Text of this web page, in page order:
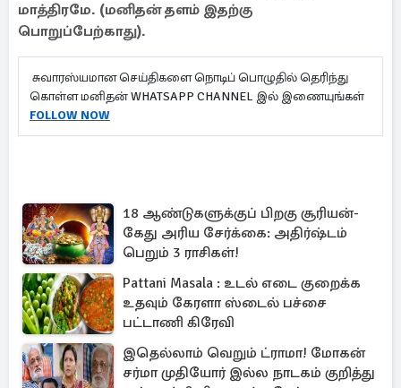
மாத்திரமே. (மனிதன் தளம் இதற்கு
பொறுப்பேற்காது).
சுவாரஸ்யமான செய்திகளை நொடிப் பொழுதில் தெரிந்து
கொள்ள மனிதன் WHATSAPP CHANNEL இல் இணையுங்கள்
FOLLOW NOW
18 ஆண்டுகளுக்குப் பிறகு சூரியன்-
கேது அரிய சேர்க்கை: அதிர்ஷ்டம்
பெறும் 3 ராசிகள்!
Pattani Masala : உடல் எடை குறைக்க
உதவும் கேரளா ஸ்டைல் பச்சை
பட்டாணி கிரேவி
இதெல்லாம் வெறும் ட்ராமா! மோகன்
சர்மா முதியோர் இல்ல நாடகம் குறித்து